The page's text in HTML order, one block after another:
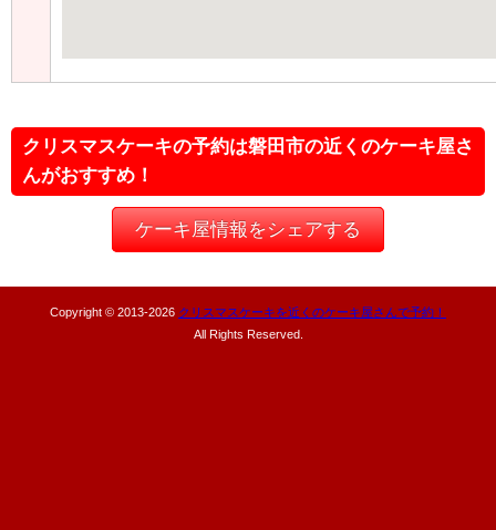
クリスマスケーキの予約は磐田市の近くのケーキ屋さ
んがおすすめ！
ケーキ屋情報をシェアする
Copyright © 2013-2026 クリスマスケーキを近くのケーキ屋さんで予約！
All Rights Reserved.